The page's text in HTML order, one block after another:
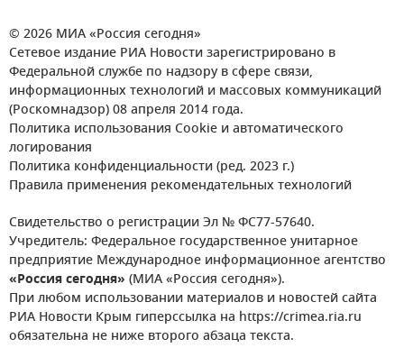
© 2026 МИА «Россия сегодня»
Сетевое издание РИА Новости зарегистрировано в
Федеральной службе по надзору в сфере связи,
информационных технологий и массовых коммуникаций
(Роскомнадзор) 08 апреля 2014 года.
Политика использования Cookie и автоматического
логирования
Политика конфиденциальности (ред. 2023 г.)
Правила применения рекомендательных технологий
Свидетельство о регистрации Эл № ФС77-57640.
Учредитель: Федеральное государственное унитарное
предприятие Международное информационное агентство
«Россия сегодня» (МИА «Россия сегодня»).
При любом использовании материалов и новостей сайта
РИА Новости Крым гиперссылка на https://crimea.ria.ru
обязательна не ниже второго абзаца текста.